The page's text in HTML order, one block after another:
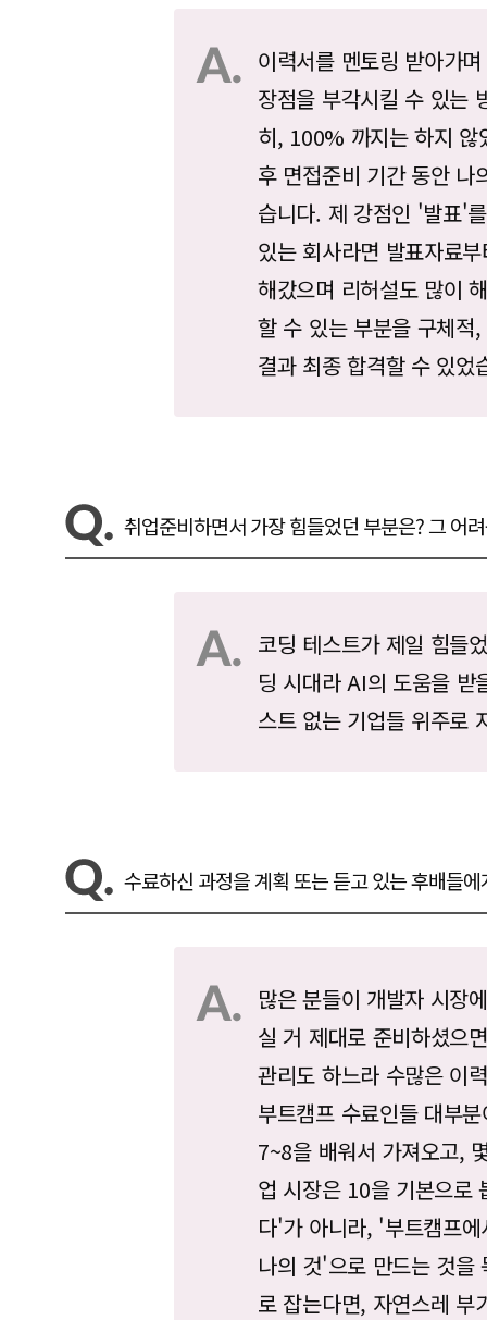
이력서를 멘토링 받아가
장점을 부각시킬 수 있는
히, 100% 까지는 하지 않
후 면접준비 기간 동안 나
습니다. 제 강점인 '발표'
있는 회사라면 발표자료
해갔으며 리허설도 많이
할 수 있는 부분을 구체적
결과 최종 합격할 수 있었
취업준비하면서 가장 힘들었던 부분은? 그 어
코딩 테스트가 제일 힘들
딩 시대라 AI의 도움을 받
스트 없는 기업들 위주로
수료하신 과정을 계획 또는 듣고 있는 후배들
많은 분들이 개발자 시장
실 거 제대로 준비하셨으
관리도 하느라 수많은 이
부트캠프 수료인들 대부
7~8을 배워서 가져오고,
업 시장은 10을 기본으로
다'가 아니라, '부트캠프
나의 것'으로 만드는 것을
로 잡는다면, 자연스레 부